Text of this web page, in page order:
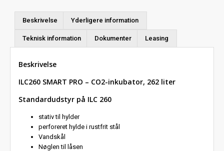
Beskrivelse Yderligere information
Teknisk information Dokumenter Leasing
Beskrivelse
ILC260 SMART PRO – CO2-inkubator, 262 liter
Standardudstyr på ILC 260
stativ til hylder
perforeret hylde i rustfrit stål
Vandskål
Nøglen til låsen